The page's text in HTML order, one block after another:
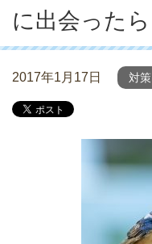
に出会ったら
2017年1月17日 対策